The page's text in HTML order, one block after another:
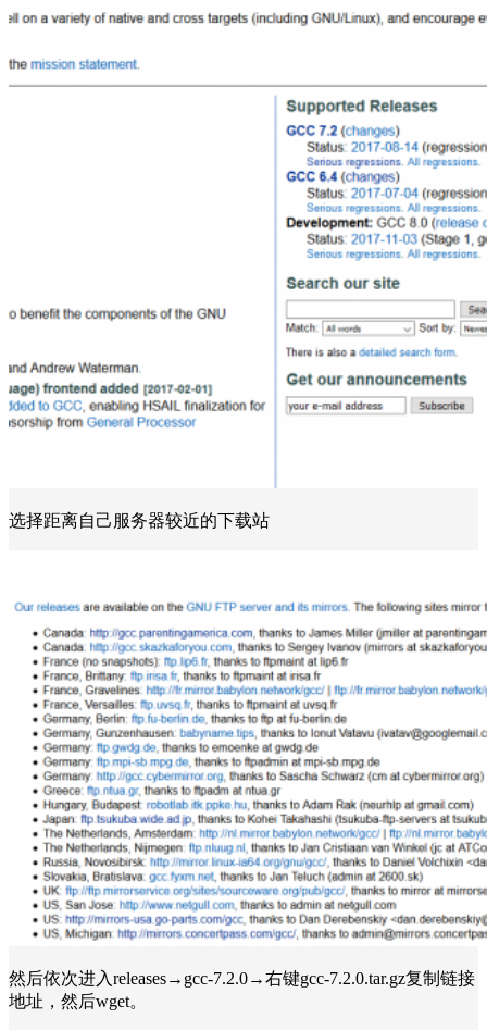
选择距离自己服务器较近的下载站
然后依次进入releases→gcc-7.2.0→右键gcc-7.2.0.tar.gz复制链接
地址，然后wget。